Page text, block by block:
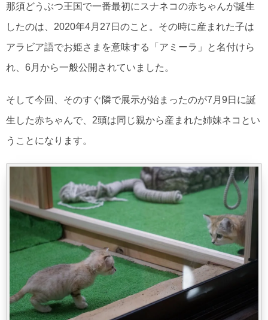
那須どうぶつ王国で一番最初にスナネコの赤ちゃんが誕生
したのは、2020年4月27日のこと。その時に産まれた子は
アラビア語でお姫さまを意味する「アミーラ」と名付けら
れ、6月から一般公開されていました。
そして今回、そのすぐ隣で展示が始まったのが7月9日に誕
生した赤ちゃんで、2頭は同じ親から産まれた姉妹ネコとい
うことになります。